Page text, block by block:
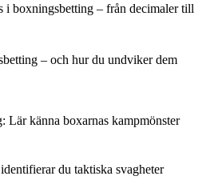
i boxningsbetting – från decimaler till
– och hur du undviker dem
Lär känna boxarnas kampmönster
du taktiska svagheter